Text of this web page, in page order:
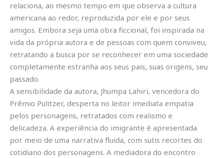
relaciona, ao mesmo tempo em que observa a cultura
americana ao redor, reproduzida por ele e por seus
amigos. Embora seja uma obra ficcional, foi inspirada na
vida da própria autora e de pessoas com quem conviveu,
retratando a busca por se reconhecer em uma sociedade
completamente estranha aos seus pais, suas origens, seu
passado.
A sensibilidade da autora, Jhumpa Lahiri, vencedora do
Prêmio Pulitzer, desperta no leitor imediata empatia
pelos personagens, retratados com realismo e
delicadeza. A experiência do imigrante é apresentada
por meio de uma narrativa fluida, com sutis recortes do
cotidiano dos personagens. A mediadora do encontro